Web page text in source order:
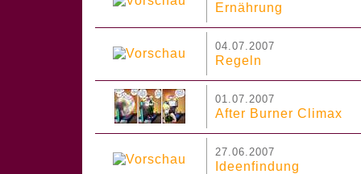
Ernährung
04.07.2007
Regeln
01.07.2007
After Burner Climax
27.06.2007
Ideenfindung